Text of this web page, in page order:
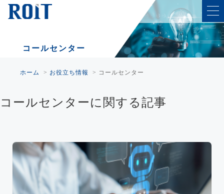
コールセンター
ホーム > お役立ち情報 > コールセンター
コールセンターに関する記事